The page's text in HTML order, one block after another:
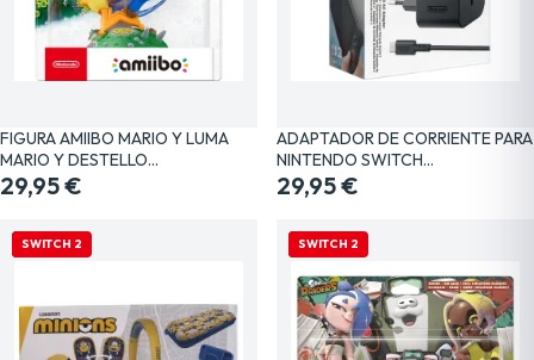
FIGURA AMIIBO MARIO Y LUMA
MARIO Y DESTELLO…
29,95 €
ADAPTADOR DE CORRIENTE PARA
NINTENDO SWITCH…
29,95 €
NUEVO
SWITCH 2 NUEVO
SWITCH 2